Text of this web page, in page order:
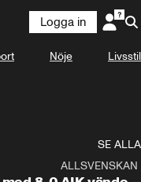
Logga in
Nöje Livsstil
SE ALLA
ALLSVENSKAN